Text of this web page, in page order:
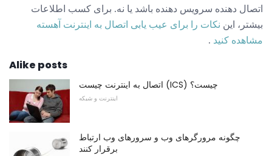
اتصال دهنده سرویس دهنده باشد یا نه. برای کسب اطلاعات
بیشتر، این نکات را برای عیب یابی اتصال به اینترنت آهسته
مشاهده کنید .
Alike posts
اتصال به اینترنت چیست (ICS) چیست؟
اینترنت و شبکه
چگونه مرورگرهای وب و سرورهای وب ارتباط
برقرار کنند